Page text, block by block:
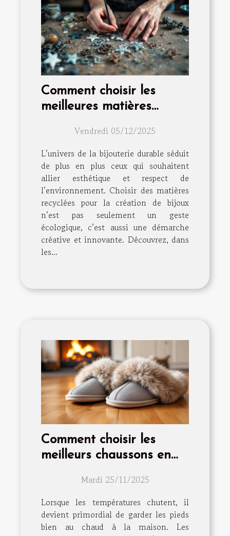
Comment choisir les
meilleures matières
Vendredi 05/12/2025
L’univers de la bijouterie durable séduit
de plus en plus ceux qui souhaitent
allier esthétique et respect de
l’environnement. Choisir des matières
recyclées pour la création de bijoux
n’est pas seulement un geste
écologique, c’est aussi une démarche
créative et innovante. Découvrez, dans
les...
Comment choisir les
meilleurs chaussons en
Mardi 25/11/2025
Lorsque les températures chutent, il
devient primordial de garder les pieds
bien au chaud à la maison. Les